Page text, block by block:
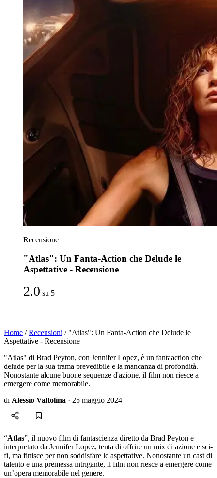
Recensione
"Atlas": Un Fanta-Action che Delude le
Aspettative - Recensione
2.0 su 5
Home / Recensioni / "Atlas": Un Fanta-Action che Delude le
Aspettative - Recensione
"Atlas" di Brad Peyton, con Jennifer Lopez, è un fantaaction che
delude per la sua trama prevedibile e la mancanza di profondità.
Nonostante alcune buone sequenze d'azione, il film non riesce a
emergere come memorabile.
di Alessio Valtolina · 25 maggio 2024
“Atlas”, il nuovo film di fantascienza diretto da Brad Peyton e
interpretato da Jennifer Lopez, tenta di offrire un mix di azione e sci-
fi, ma finisce per non soddisfare le aspettative. Nonostante un cast di
talento e una premessa intrigante, il film non riesce a emergere come
un’opera memorabile nel genere.